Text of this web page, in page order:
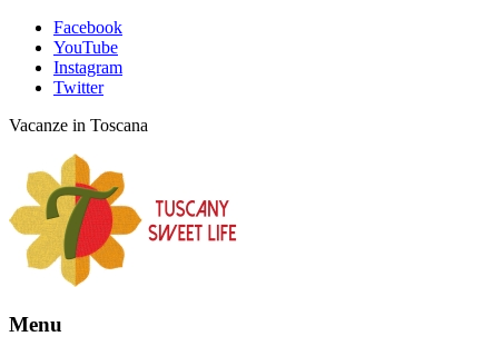
Facebook
YouTube
Instagram
Twitter
Vacanze in Toscana
Menu